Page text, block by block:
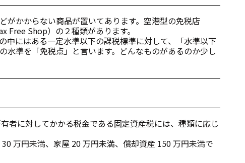
がかからない商品が置いてあります。空港型の免税店
Free Shop）の２種類があります。
中にはある一定水準以下の課税標準に対して、「水準以下
水準を「免税点」と言います。どんなものがあるのか少し
者に対してかかる税金である固定資産税には、種類に応じ
万円未満、家屋 20 万円未満、償却資産 150 万円未満で